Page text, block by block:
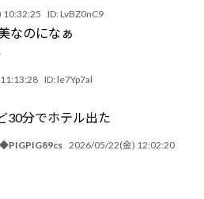
10:32:25 ID: LvBZ0nC9
なのになぁ
ID: le7Yp7al
30分でホテル出た
◆PIGPIG89cs 2026/05/22(金) 12:02:20